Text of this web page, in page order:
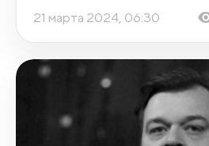
21 марта 2024, 06:30